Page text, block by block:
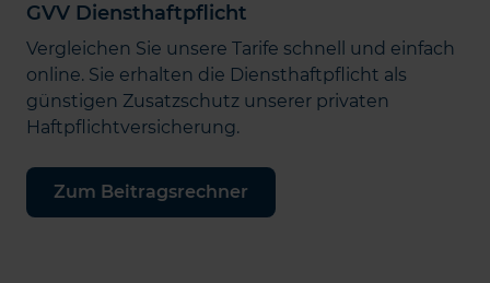
GVV Diensthaftpflicht
Vergleichen Sie unsere Tarife schnell und einfach
online. Sie erhalten die Diensthaftpflicht als
günstigen Zusatzschutz unserer privaten
Haftpflichtversicherung.
Zum Beitragsrechner